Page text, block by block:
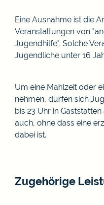
Eine Ausnahme ist die
Veranstaltungen von
Jugendhilfe". Solche
Jugendliche unter 16
Um eine Mahlzeit oder
nehmen, dürfen sich
bis 23 Uhr in
auch, ohne dass eine
dabei ist.
Zugehörige